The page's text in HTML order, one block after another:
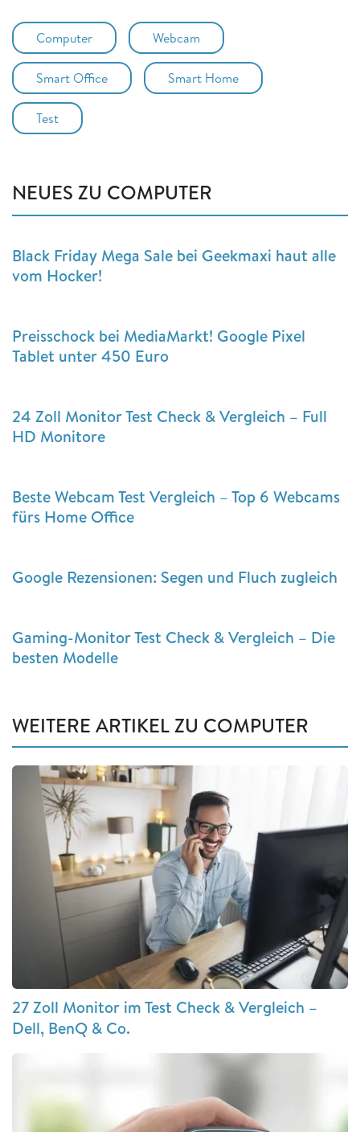
Computer Webcam
Smart Office Smart Home
Test
NEUES ZU COMPUTER
Black Friday Mega Sale bei Geekmaxi haut alle
vom Hocker!
Preisschock bei MediaMarkt! Google Pixel
Tablet unter 450 Euro
24 Zoll Monitor Test Check & Vergleich – Full
HD Monitore
Beste Webcam Test Vergleich – Top 6 Webcams
fürs Home Office
Google Rezensionen: Segen und Fluch zugleich
Gaming-Monitor Test Check & Vergleich – Die
besten Modelle
WEITERE ARTIKEL ZU COMPUTER
27 Zoll Monitor im Test Check & Vergleich –
Dell, BenQ & Co.